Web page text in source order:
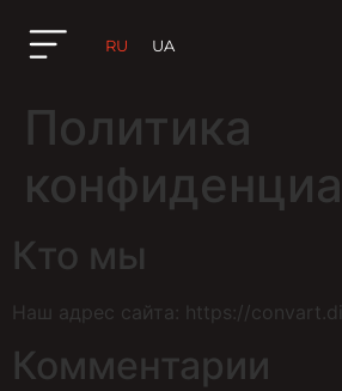
RU UA
Политика
Кто мы
Наш адрес сайта: https://
Комментарии